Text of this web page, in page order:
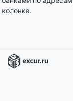
колонке.